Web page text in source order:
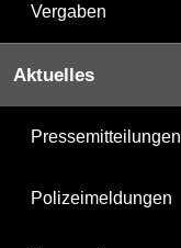
Vergaben
Aktuelles
Pressemitteilungen
Polizeimeldungen